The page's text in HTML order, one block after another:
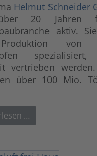
Helmut Schneider
20 Jahren
aktiv.
von
spezialisiert,
vertrieben
über 100 Mio.
…